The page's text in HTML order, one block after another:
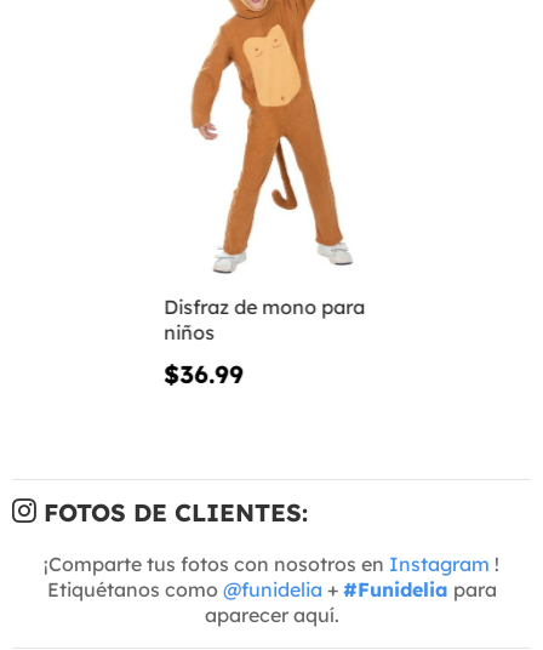
Disfraz de mono para
niños
$36.99
FOTOS DE CLIENTES:
¡Comparte tus fotos con nosotros en Instagram !
Etiquétanos como @funidelia + #Funidelia para
aparecer aquí.